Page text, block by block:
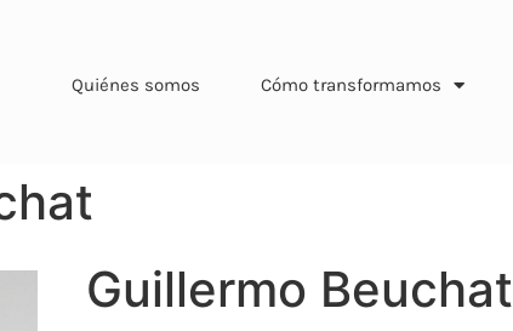
Quiénes somos Cómo transformamos
Guillermo Beuchat